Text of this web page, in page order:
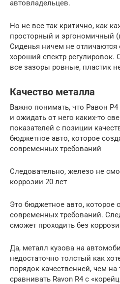
автовладельцев.
Но не все так критично, как
просторный и эргономичный
Сиденья ничем не
хороший спектр регулировок.
все зазоры ровные, пластик
Качество металла
Важно понимать, что Равон
и ожидать от него каких-то
показателей с позиции
бюджетное авто, которое
современных требований
Следовательно, железо не
коррозии 20 лет
Это бюджетное авто, которое
современных требований.
сможет проходить без
Да, металл кузова на
недостаточно толстый как
порядок качественней, чем
сравнивать Ravon R4 с